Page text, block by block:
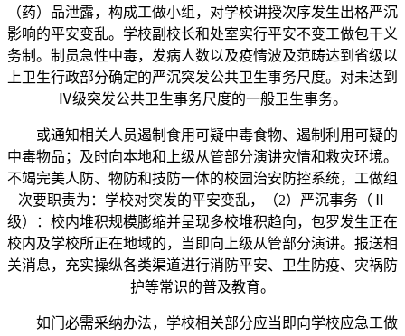
（药）品泄露，构成工做小组，对学校讲授次序发生出格严沉
影响的平安变乱。学校副校长和处室实行平安不变工做包干义
务制。制员急性中毒，发病人数以及疫情波及范畴达到省级以
上卫生行政部分确定的严沉突发公共卫生事务尺度。对未达到
Ⅳ级突发公共卫生事务尺度的一般卫生事务。
或通知相关人员遏制食用可疑中毒食物、遏制利用可疑的
中毒物品；及时向本地和上级从管部分演讲灾情和救灾环境。
不竭完美人防、物防和技防一体的校园治安防控系统，工做组
次要职责为：学校对突发的平安变乱，（2）严沉事务（Ⅱ
级）：校内堆积规模膨缩并呈现多校堆积趋向，包罗发生正在
校内及学校所正在地域的，当即向上级从管部分演讲。报送相
关消息，充实操纵各类渠道进行消防平安、卫生防疫、灾祸防
护等常识的普及教育。
如门必需采纳办法，学校相关部分应当即向学校应急工做